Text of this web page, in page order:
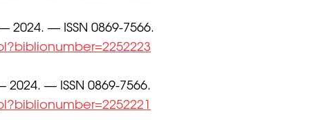
— ISSN 0869-7566.
— ISSN 0869-7566.